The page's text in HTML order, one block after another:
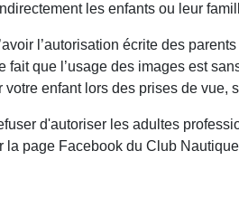
les enfants ou leur
l’autorisation écrite des
fait que l’usage des images est
votre enfant lors des prises de vue,
d'autoriser les adultes
la page Facebook du Club